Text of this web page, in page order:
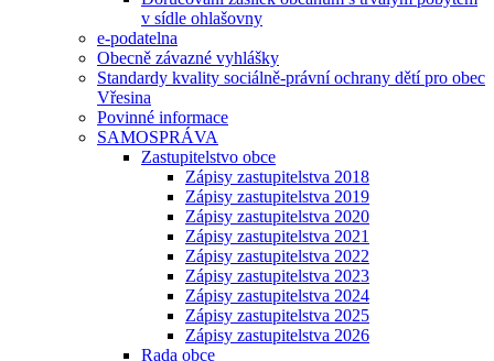
v sídle ohlašovny
e-podatelna
Obecně závazné vyhlášky
Standardy kvality sociálně-právní ochrany dětí pro obec
Vřesina
Povinné informace
SAMOSPRÁVA
Zastupitelstvo obce
Zápisy zastupitelstva 2018
Zápisy zastupitelstva 2019
Zápisy zastupitelstva 2020
Zápisy zastupitelstva 2021
Zápisy zastupitelstva 2022
Zápisy zastupitelstva 2023
Zápisy zastupitelstva 2024
Zápisy zastupitelstva 2025
Zápisy zastupitelstva 2026
Rada obce